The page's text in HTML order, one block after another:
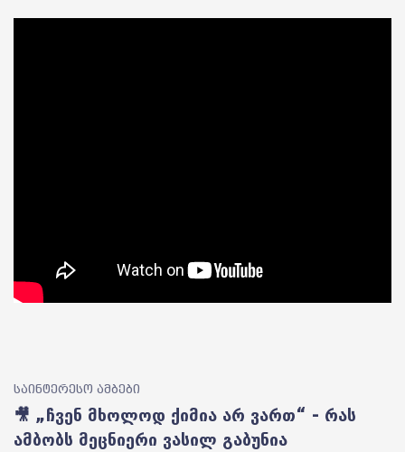
საინტერესო ამბები
🎥 „ჩვენ მხოლოდ ქიმია არ ვართ“ - რას
ამბობს მეცნიერი ვასილ გაბუნია